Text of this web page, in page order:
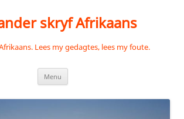
skryf Afrikaans
Lees my gedagtes, lees my foute.
Menu